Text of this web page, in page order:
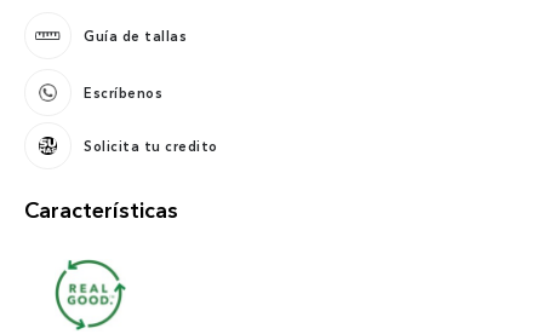
Guía de tallas
Escríbenos
Solicita tu credito
Características